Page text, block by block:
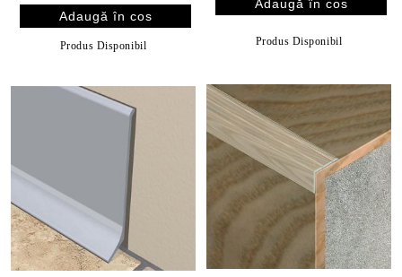
Produs Disponibil Produs Disponibil